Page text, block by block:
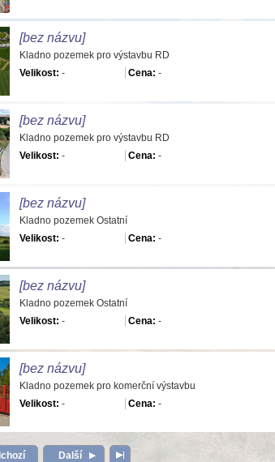
[bez názvu]
Kladno pozemek pro výstavbu RD
Velikost: - Cena: -
[bez názvu]
Kladno pozemek pro výstavbu RD
Velikost: - Cena: -
[bez názvu]
Kladno pozemek Ostatní
Velikost: - Cena: -
[bez názvu]
Kladno pozemek Ostatní
Velikost: - Cena: -
[bez názvu]
Kladno pozemek pro komerční výstavbu
Velikost: - Cena: -
Další